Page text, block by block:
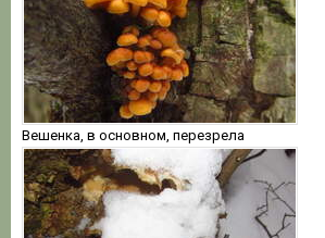
Вешенка, в основном, перезрела